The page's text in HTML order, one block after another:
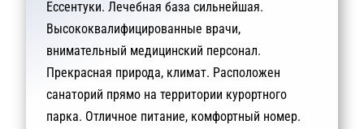
Ессентуки. Лечебная база сильнейшая.
Высококвалифицированные врачи,
внимательный медицинский персонал.
Прекрасная природа, климат. Расположен
санаторий прямо на территории курортного
парка. Отличное питание, комфортный номер.